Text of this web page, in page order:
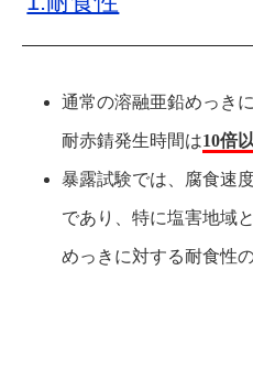
通常の溶融亜鉛めっき
耐赤錆発生時間は10倍
暴露試験では、腐食速
であり、特に塩害地域
めっきに対する耐食性